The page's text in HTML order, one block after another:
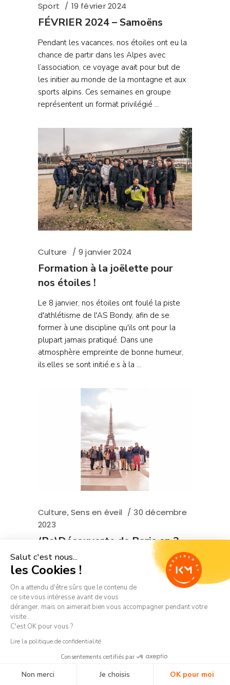
Sport 19 février 2024
FÉVRIER 2024 – Samoëns
Pendant les vacances, nos étoiles ont eu la
chance de partir dans les Alpes avec
l’association, ce voyage avait pour but de
les initier au monde de la montagne et aux
sports alpins. Ces semaines en groupe
représentent un format privilégié
Culture 9 janvier 2024
Formation à la joëlette pour
nos étoiles !
Le 8 janvier, nos étoiles ont foulé la piste
d'athlétisme de l'AS Bondy, afin de se
former à une discipline qu'ils ont pour la
plupart jamais pratiqué. Dans une
atmosphère empreinte de bonne humeur,
ils.elles se sont initié.e.s à la
Culture,Sens en éveil
30 décembre
2023
(Re)Découverte de Paris en 3
jours !
Nos étoiles ont récemment entrepris un
séjour au cœur de Paris, une ville
mondialement connue pour sa beauté et
son histoire, mais qui recèle encore tant de
secrets même pour ceux qui pensent la
connaître. Nos jeunes explorateurs,
Salut c'est nous...
les Cookies !
On a attendu d'être sûrs que le contenu de
ce site vous intéresse avant de vous
déranger, mais on aimerait bien vous accompagner pendant votre
visite...
C'est OK pour vous ?
Lire la politique de confidentialité
Consentements certifiés par
Non merci Je choisis OK pour moi